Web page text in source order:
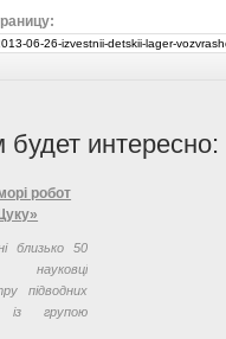
будет интересно:
робот
близько 50
підводних
із групою